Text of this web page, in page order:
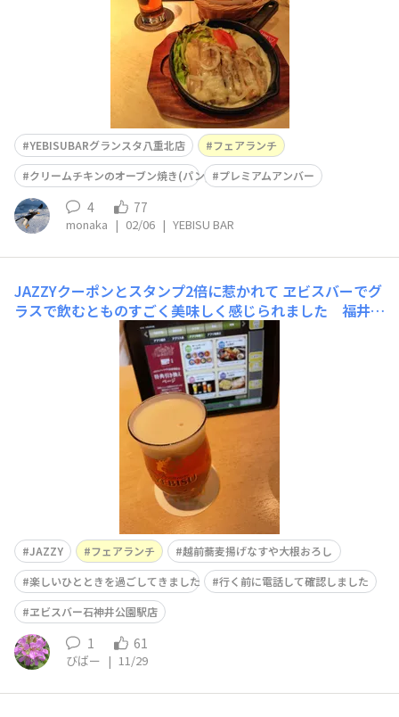
YEBISUBARグランスタ八重北店
フェアランチ
クリームチキンのオーブン焼き(パン)
プレミアムアンバー
4 77
monaka | 02/06 | YEBISU BAR
JAZZYクーポンとスタンプ2倍に惹かれて ヱビスバーでグ
ラスで飲むとものすごく美味しく感じられました 福井県
のフェアランチとともに 越前蕎麦噛みごたえがありトン
カツのご飯少な目でこちらも美味しくいただきました
JAZZY フェアランチ
越前蕎麦揚げなすや大根おろし
楽しいひとときを過ごしてきました
行く前に電話して確認しました
ヱビスバー石神井公園駅店
1 61
びばー | 11/29